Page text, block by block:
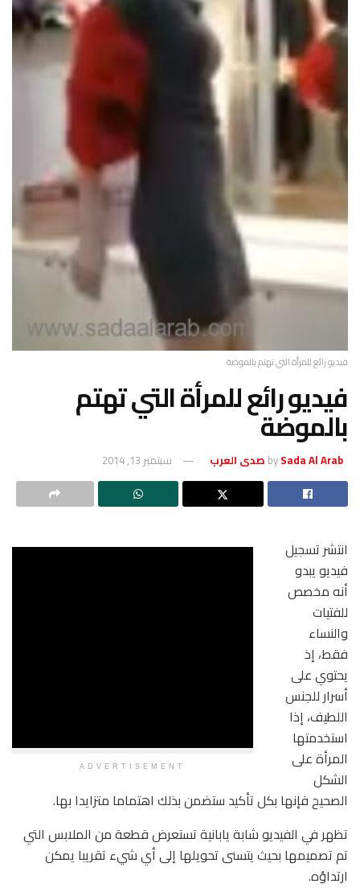
بالموضة
للمرأة التي تهتم
سبتمبر 13, 2014
ستضمن بذلك اهتماما متزايدا بها.
يابانية تستعرض قطعة من الملابس التي
تحويلها إلى أي شيء تقريبا يمكن